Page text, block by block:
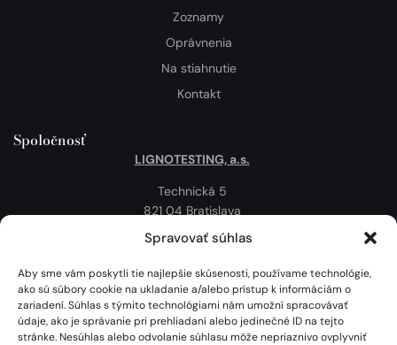
Spravovať súhlas
Aby sme vám poskytli tie najlepšie skúsenosti, používame technológie,
ako sú súbory cookie na ukladanie a/alebo prístup k informáciám o
zariadení. Súhlas s týmito technológiami nám umožní spracovávať
údaje, ako je správanie pri prehliadaní alebo jedinečné ID na tejto
stránke. Nesúhlas alebo odvolanie súhlasu môže nepriaznivo ovplyvniť
Zoznamy
Oprávnenia
Na stiahnutie
Kontakt
Spoločnosť
LIGNOTESTING, a.s.
Technická 5
821 04 Bratislava
Slovenská republika
Politika používania cookies
Mapa